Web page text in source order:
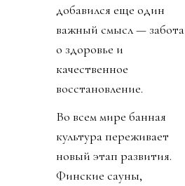
добавился еще один
важный смысл — забота
о здоровье и
качественное
восстановление.
Во всем мире банная
культура переживает
новый этап развития.
Финские сауны,